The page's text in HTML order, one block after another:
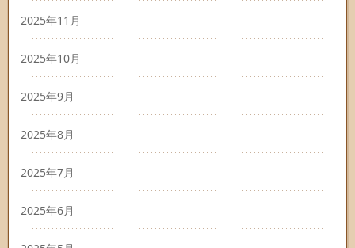
2025年11月
2025年10月
2025年9月
2025年8月
2025年7月
2025年6月